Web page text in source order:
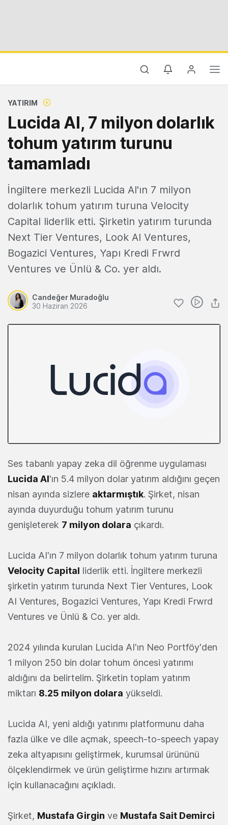
YATIRIM
Lucida AI, 7 milyon dolarlık
tohum yatırım turunu
tamamladı
İngiltere merkezli Lucida AI'ın 7 milyon
dolarlık tohum yatırım turuna Velocity
Capital liderlik etti. Şirketin yatırım turunda
Next Tier Ventures, Look AI Ventures,
Bogazici Ventures, Yapı Kredi Frwrd
Ventures ve Ünlü & Co. yer aldı.
Candeğer Muradoğlu
30 Haziran 2026
Ses tabanlı yapay zeka dil öğrenme uygulaması
Lucida AI'ın 5.4 milyon dolar yatırım aldığını geçen
nisan ayında sizlere aktarmıştık. Şirket, nisan
ayında duyurduğu tohum yatırım turunu
genişleterek 7 milyon dolara çıkardı.
Lucida AI'ın 7 milyon dolarlık tohum yatırım turuna
Velocity Capital liderlik etti. İngiltere merkezli
şirketin yatırım turunda Next Tier Ventures, Look
AI Ventures, Bogazici Ventures, Yapı Kredi Frwrd
Ventures ve Ünlü & Co. yer aldı.
2024 yılında kurulan Lucida AI'ın Neo Portföy'den
1 milyon 250 bin dolar tohum öncesi yatırımı
aldığını da belirtelim. Şirketin toplam yatırım
miktarı 8.25 milyon dolara yükseldi.
Lucida AI, yeni aldığı yatırımı platformunu daha
fazla ülke ve dile açmak, speech-to-speech yapay
zeka altyapısını geliştirmek, kurumsal ürününü
ölçeklendirmek ve ürün geliştirme hızını artırmak
için kullanacağını açıkladı.
Şirket, Mustafa Girgin ve Mustafa Sait Demirci